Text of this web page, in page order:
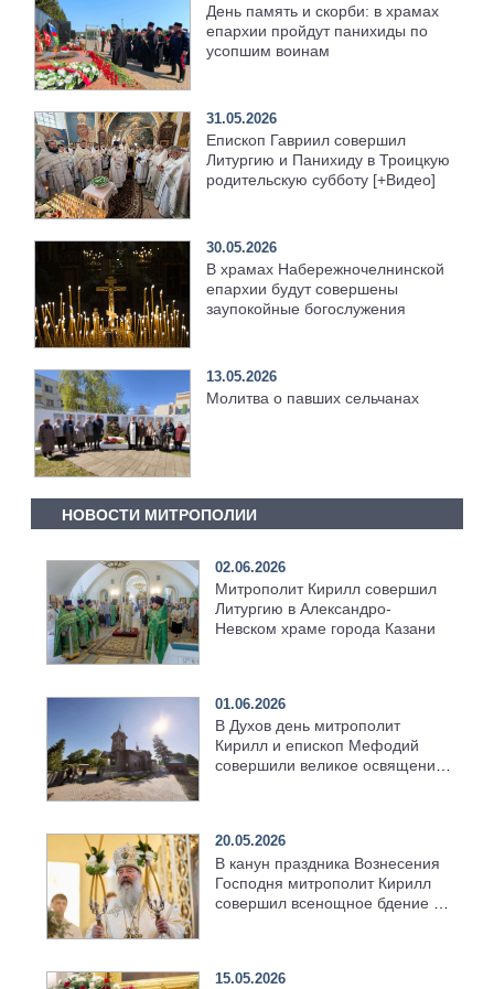
День память и скорби: в храмах
епархии пройдут панихиды по
усопшим воинам
31.05.2026
Епископ Гавриил совершил
Литургию и Панихиду в Троицкую
родительскую субботу [+Видео]
30.05.2026
В храмах Набережночелнинской
епархии будут совершены
заупокойные богослужения
13.05.2026
Молитва о павших сельчанах
НОВОСТИ МИТРОПОЛИИ
02.06.2026
Митрополит Кирилл совершил
Литургию в Александро-
Невском храме города Казани
01.06.2026
В Духов день митрополит
Кирилл и епископ Мефодий
совершили великое освящение
20.05.2026
В канун праздника Вознесения
Господня митрополит Кирилл
совершил всенощное бдение в
15.05.2026